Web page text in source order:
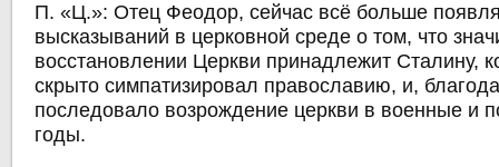
П. «Ц.»: Отец Феодор, сейчас всё больше
высказываний в церковной среде о том, что
восстановлении Церкви принадлежит Сталину,
скрыто симпатизировал православию, и,
последовало возрождение церкви в военные и
годы.